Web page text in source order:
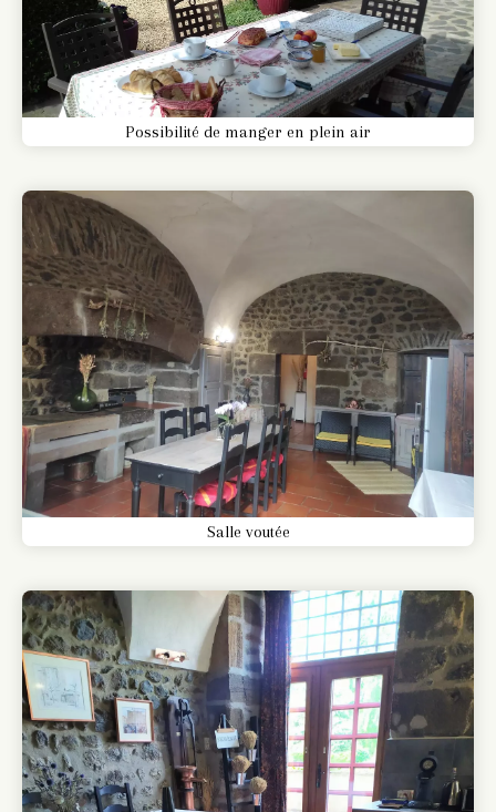
Possibilité de manger en plein air
Salle voutée